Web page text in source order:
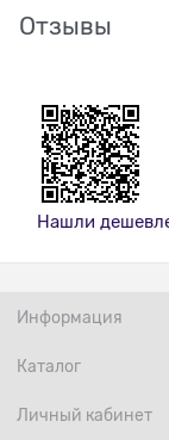
Отзывы
Нашли
Информация
Каталог
Личный кабинет